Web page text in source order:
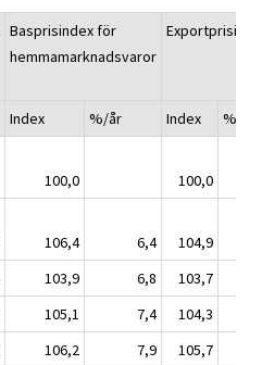
Basprisindex för
hemmamarknadsvaror
Index %/år Index
%/år
100,0
100,0
106,4 6,4 104,9
103,9 6,8 103,7
105,1 7,4 104,3
106,2 7,9 105,7